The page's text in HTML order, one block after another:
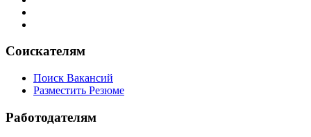
Соискателям
Поиск Вакансий
Разместить Резюме
Работодателям